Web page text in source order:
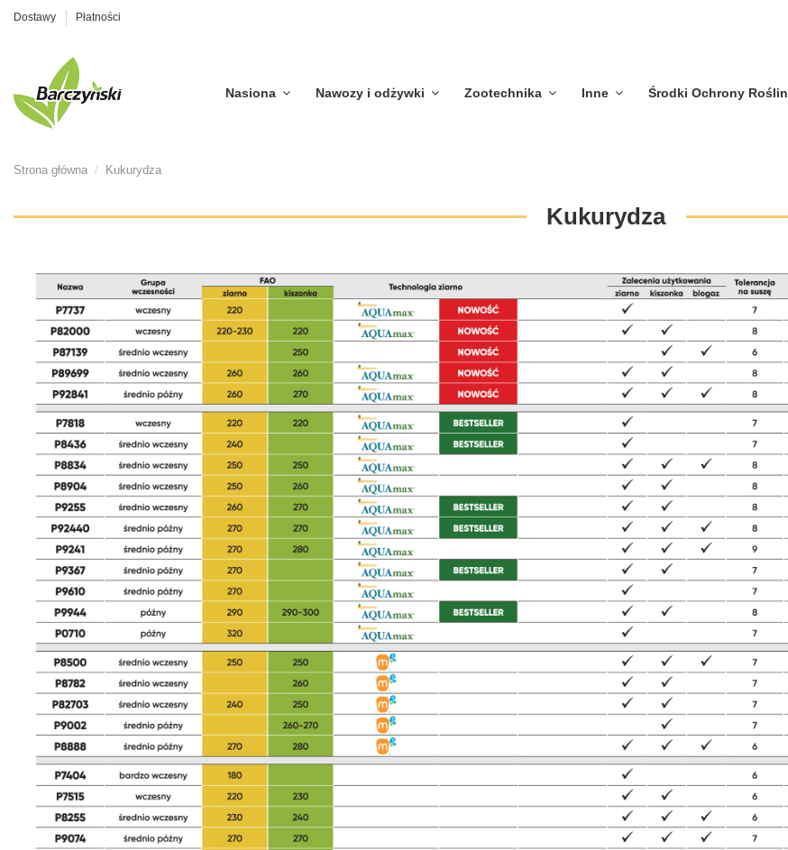
Dostawy Płatności
Nasiona Nawozy i odżywki Zootechnika Inne Środki Ochrony Roślin
Strona główna Kukurydza
Kukurydza